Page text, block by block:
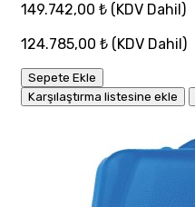
149.742,00 ₺ (KDV Dahil)
124.785,00 ₺ (KDV Dahil)
Sepete Ekle
Karşılaştırma listesine ekle